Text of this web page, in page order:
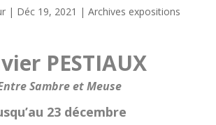
| Déc 19, 2021 | Archives expositions
PESTIAUX
Sambre et Meuse
23 décembre